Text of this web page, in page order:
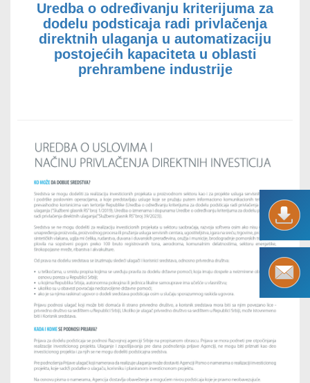
9 Uspešne priče
Uredba o određivanju kriterijuma za
dodelu podsticaja radi privlačenja
direktnih ulaganja u automatizaciju
postojećih kapaciteta u oblasti
prehrambene industrije